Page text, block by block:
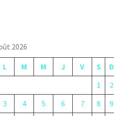
2026
L M M J V S
D
1
2
3
4 5 6 7 8
9